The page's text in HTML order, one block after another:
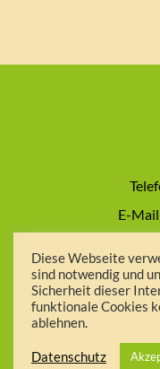
E-
Diese Webseite
sind notwendig und
Sicherheit dieser
funktionale Cookies
ablehnen.
Datenschutz